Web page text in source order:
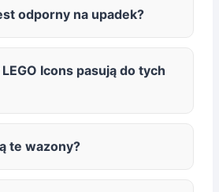
odporny na upadek?
Icons pasują do tych
te wazony?